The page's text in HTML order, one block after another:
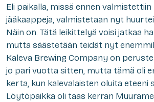
Eli paikalla, missä ennen
jääkaappeja, valmistetaan nyt
Näin on. Tätä leikittelyä voisi jatkaa
mutta säästetään teidät nyt
Kaleva Brewing Company on
jo pari vuotta sitten, mutta tämä oli
kerta, kun kalevalaisten oluita eteeni
Löytöpaikka oli taas kerran